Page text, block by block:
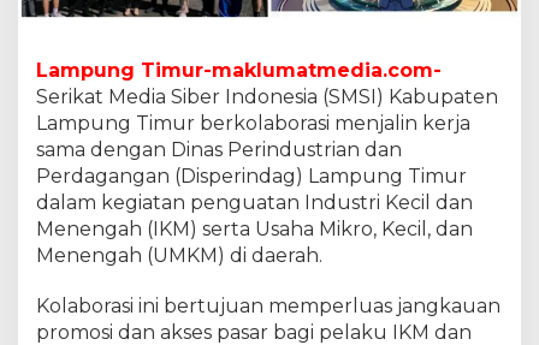
P
r
n
d
a
g
D
o
o
g
P
Lampung Timur-maklumatmedia.com-
Serikat Media Siber Indonesia (SMSI) Kabupaten
Lampung Timur berkolaborasi menjalin kerja
sama dengan Dinas Perindustrian dan
Perdagangan (Disperindag) Lampung Timur
dalam kegiatan penguatan Industri Kecil dan
Menengah (IKM) serta Usaha Mikro, Kecil, dan
Menengah (UMKM) di daerah.
Kolaborasi ini bertujuan memperluas jangkauan
promosi dan akses pasar bagi pelaku IKM dan